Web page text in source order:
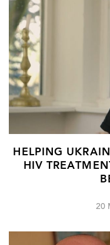
HELPING
HIV
20